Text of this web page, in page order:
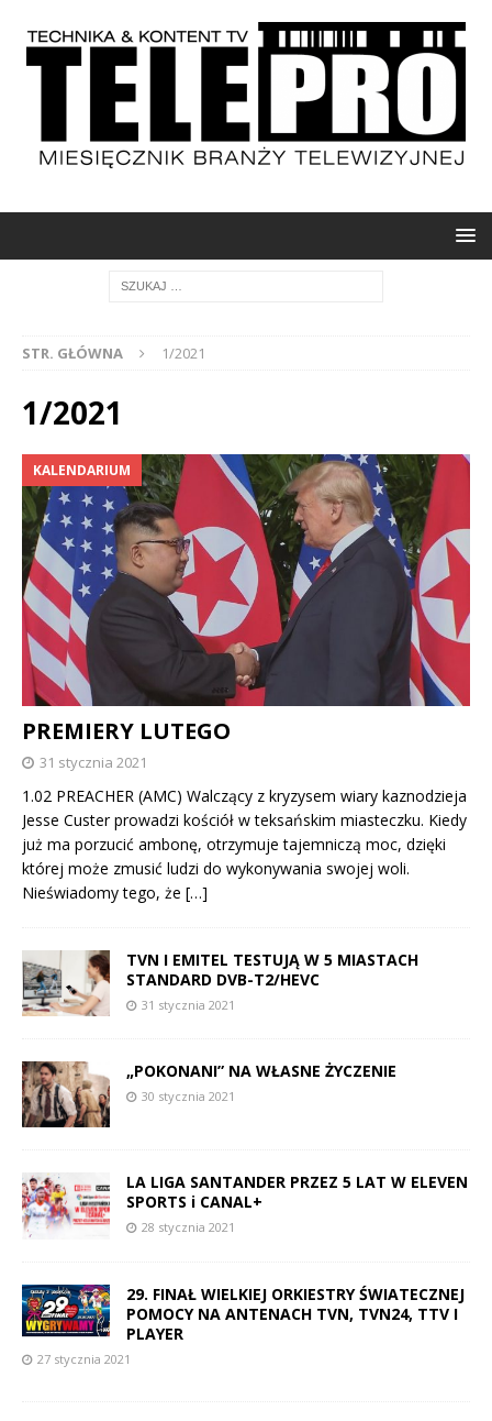
STR. GŁÓWNA 1/2021
1/2021
KALENDARIUM
PREMIERY LUTEGO
31 stycznia 2021
1.02 PREACHER (AMC) Walczący z kryzysem wiary kaznodzieja
Jesse Custer prowadzi kościół w teksańskim miasteczku. Kiedy
już ma porzucić ambonę, otrzymuje tajemniczą moc, dzięki
której może zmusić ludzi do wykonywania swojej woli.
Nieświadomy tego, że […]
TVN I EMITEL TESTUJĄ W 5 MIASTACH
STANDARD DVB-T2/HEVC
31 stycznia 2021
„POKONANI” NA WŁASNE ŻYCZENIE
30 stycznia 2021
LA LIGA SANTANDER PRZEZ 5 LAT W ELEVEN
SPORTS i CANAL+
28 stycznia 2021
29. FINAŁ WIELKIEJ ORKIESTRY ŚWIATECZNEJ
POMOCY NA ANTENACH TVN, TVN24, TTV I
PLAYER
27 stycznia 2021